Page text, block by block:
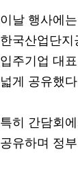
이날 행사에
한국산업단지
입주기업 대
넓게 공유했
특히 간담회
공유하며 정